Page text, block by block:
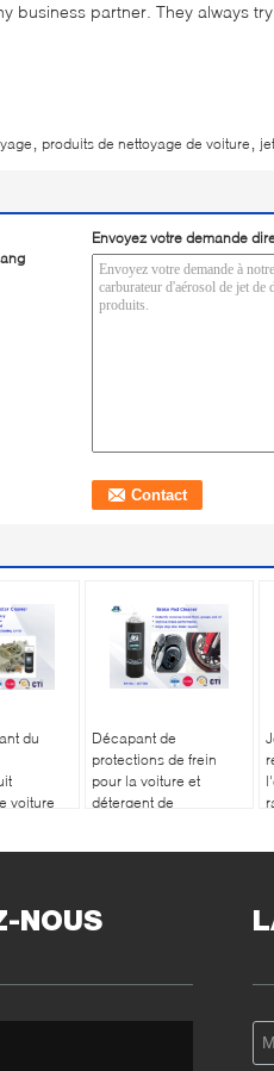
business partner. They always
produits de nettoyage de voiture
Envoyez votre demande
du
voiture
Décapant de
protections de frein
pour la voiture et
détergent de
NOUS